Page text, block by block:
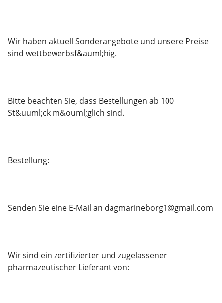
Wir haben aktuell Sonderangebote und unsere Preise
sind wettbewerbsf&auml;hig.
Bitte beachten Sie, dass Bestellungen ab 100
St&uuml;ck m&ouml;glich sind.
Bestellung:
Senden Sie eine E-Mail an dagmarineborg1@gmail.com
Wir sind ein zertifizierter und zugelassener
pharmazeutischer Lieferant von: